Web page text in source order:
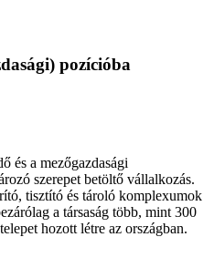
pozícióba
és a mezőgazdasági
szerepet betöltő vállalkozás.
tisztító és tároló komplexumok
a társaság több, mint 300
hozott létre az országban.